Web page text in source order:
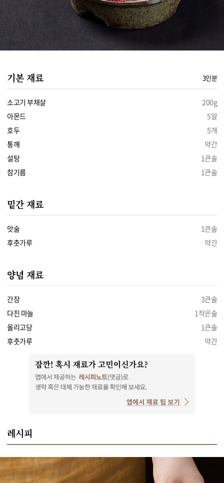
기본 재료 3인분
소고기 부채살
200g
아몬드
5알
호두
5개
통깨
약간
설탕
1큰술
참기름
1큰술
밑간 재료
맛술
1큰술
후춧가루
약간
양념 재료
간장
3큰술
다진 마늘
1작은술
올리고당
1큰술
후춧가루
약간
레시피